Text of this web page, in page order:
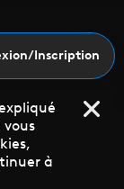
Inscription
à